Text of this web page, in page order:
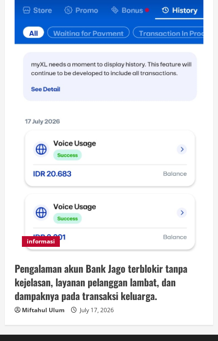
informasi
Pengalaman akun Bank Jago terblokir tanpa
kejelasan, layanan pelanggan lambat, dan
dampaknya pada transaksi keluarga.
Miftahul Ulum July 17, 2026